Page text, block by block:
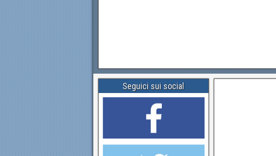
Seguici sui social